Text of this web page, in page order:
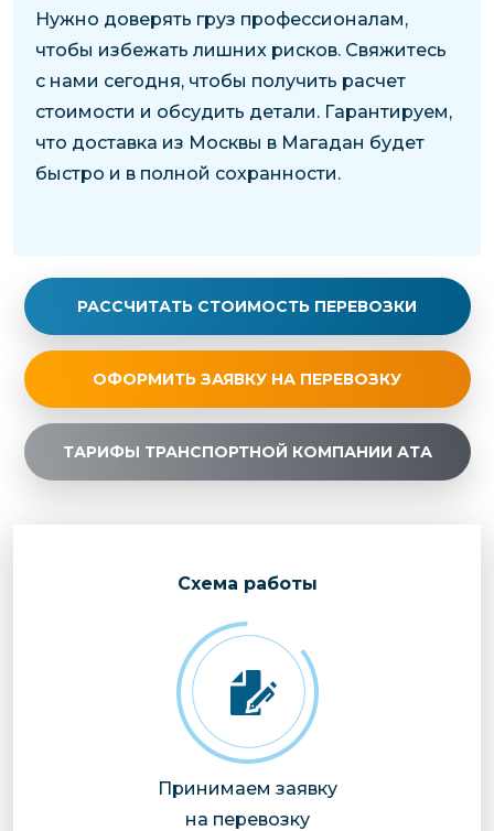
Нужно доверять груз профессионалам,
чтобы избежать лишних рисков. Свяжитесь
с нами сегодня, чтобы получить расчет
стоимости и обсудить детали. Гарантируем,
что доставка из Москвы в Магадан будет
быстро и в полной сохранности.
РАССЧИТАТЬ СТОИМОСТЬ ПЕРЕВОЗКИ
ОФОРМИТЬ ЗАЯВКУ НА ПЕРЕВОЗКУ
ТАРИФЫ ТРАНСПОРТНОЙ КОМПАНИИ АТА
Cхема работы
Принимаем заявку
на перевозку